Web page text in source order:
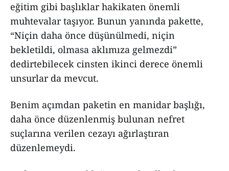
eğitim gibi başlıklar hakikaten önemli
muhtevalar taşıyor. Bunun yanında pakette,
“Niçin daha önce düşünülmedi, niçin
bekletildi, olmasa aklımıza gelmezdi”
dedirtebilecek cinsten ikinci derece önemli
unsurlar da mevcut.
Benim açımdan paketin en manidar başlığı,
daha önce düzenlenmiş bulunan nefret
suçlarına verilen cezayı ağırlaştıran
düzenlemeydi.